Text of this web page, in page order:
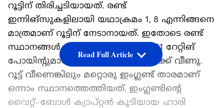
റൂട്ടിന് തിരിച്ചടിയായത്. രണ്ട്
ഇന്നിങ്സുകളിലായി യഥാക്രമം 1, 8 എന്നിങ്ങനെ
മാത്രമാണ് റൂട്ടിന് നേടാനായത്. ഇതോടെ രണ്ട്
സ്ഥാനങ്ങൾ പിന്നോട്ട് പോയ റൂട്ട് 851 റേറ്റിങ്
പോയിന്‍റുമായി മൂന്നാം സ്ഥാനത്തേക്ക് വീണു.
റൂട്ട് വീണെങ്കിലും മറ്റൊരു ഇംഗ്ലണ്ട് താരമാണ്
ഒന്നാം സ്ഥാനത്തെത്തിയത്. ഇംഗ്ലണ്ടിന്റെ
വൈറ്റ്-ബോൾ ക്യാപ്റ്റൻ കൂടിയായ ഹാരി
Read Full Article